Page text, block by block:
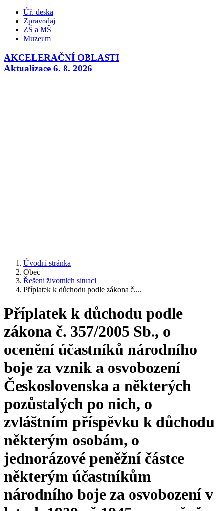
Úř. deska
Zpravodaj
ZŠ a MŠ
Muzeum
AKCELERAČNÍ OBLASTI
Aktualizace 6. 8. 2026
Úvodní stránka
Obec
Řešení životních situací
Příplatek k důchodu podle zákona č....
Příplatek k důchodu podle
zákona č. 357/2005 Sb., o
ocenění účastníků národního
boje za vznik a osvobození
Československa a některých
pozůstalých po nich, o
zvláštním příspěvku k důchodu
některým osobám, o
jednorázové peněžní částce
některým účastníkům
národního boje za osvobození v